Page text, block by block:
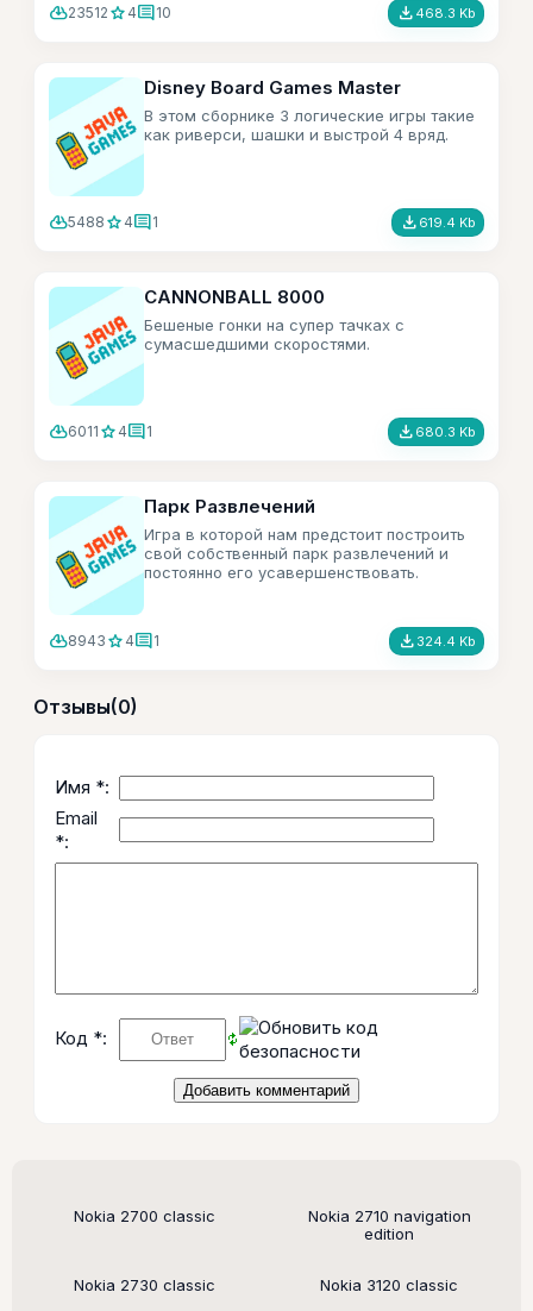
cloud_download23512 star 4comment10 file_download 468.3 Kb
Disney Board Games Master
В этом сборнике 3 логические игры такие
как риверси, шашки и выстрой 4 вряд.
cloud_download5488 star 4comment1 file_download 619.4 Kb
CANNONBALL 8000
Бешеные гонки на супер тачках с
сумасшедшими скоростями.
cloud_download6011 star 4comment1 file_download 680.3 Kb
Парк Развлечений
Игра в которой нам предстоит построить
свой собственный парк развлечений и
постоянно его усавершенствовать.
cloud_download8943 star 4comment1 file_download 324.4 Kb
Отзывы(0)
Имя *:
Email
*:
Код *:
Поддерживаемые модели
Nokia 2700 classic
Nokia 2710 navigation
edition
Nokia 2730 classic Nokia 3120 classic